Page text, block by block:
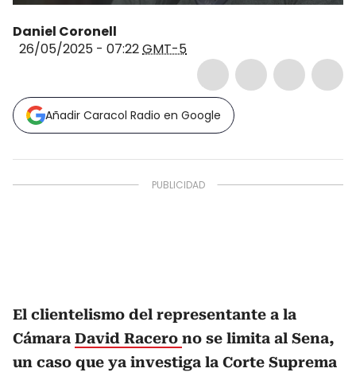
Daniel Coronell
26/05/2025 - 07:22GMT-5
Añadir Caracol Radio en Google
El clientelismo del representante a la
Cámara David Racero no se limita al Sena,
un caso que ya investiga la Corte Suprema